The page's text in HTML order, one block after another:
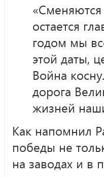
остается
годом мы
этой даты,
Война
дорога
жизней
Как напомнил
победы не
на заводах и в